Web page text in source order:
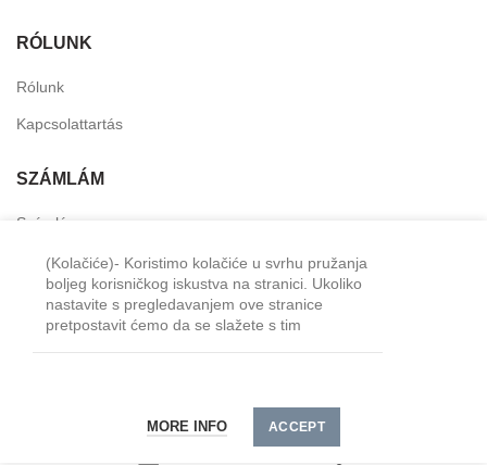
RÓLUNK
Rólunk
Kapcsolattartás
SZÁMLÁM
Számlám
Személyes fiók
Kívánság lista
költséget minden megrendeléshez külön kell
kiszámítani.
(Kolačiće)- Koristimo kolačiće u svrhu pružanja
boljeg korisničkog iskustva na stranici. Ukoliko
nastavite s pregledavanjem ove stranice
pretpostavit ćemo da se slažete s tim
MORE INFO ACCEPT